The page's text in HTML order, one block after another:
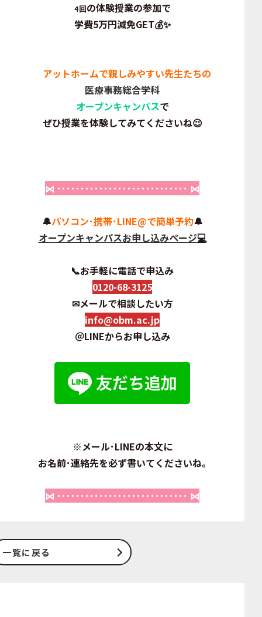
4回 の体験授業の参加で
学費5万円減免GET💰✨
アットホームで親しみやすい先生たちの
医療事務総合学科
オープンキャンパスで
ぜひ授業を体験してみてくださいね😉
⋈ ････････････････････････････ ⋈
🔔パソコン･携帯･LINE@で簡単予約🔔
オープンキャンパスお申し込みページ💻
📞お手軽に電話で申込み
0120-68-3125
✉メールで相談したい方
info@obm.ac.jp
＠LINEからお申し込み
※メール･LINEの本文に
お名前･連絡先を必ず書いてくださいね｡
⋈ ････････････････････････････ ⋈
一覧に戻る